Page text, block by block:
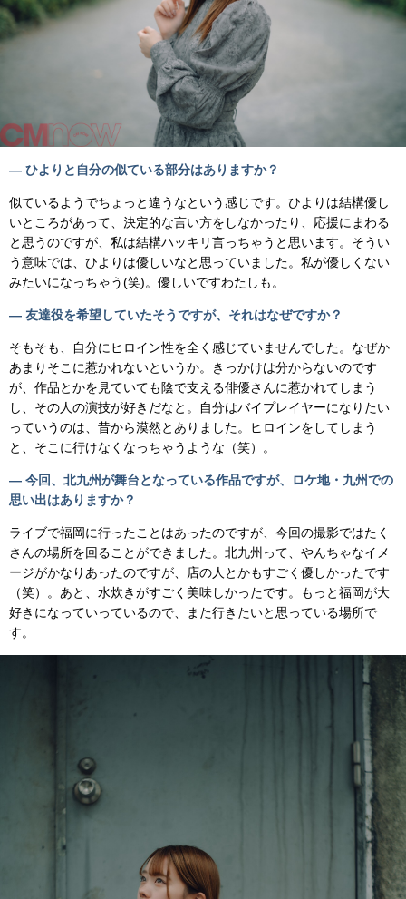
— ひよりと自分の似ている部分はありますか？
似ているようでちょっと違うなという感じです。ひよりは結構優し
いところがあって、決定的な言い方をしなかったり、応援にまわる
と思うのですが、私は結構ハッキリ言っちゃうと思います。そうい
う意味では、ひよりは優しいなと思っていました。私が優しくない
みたいになっちゃう(笑)。優しいですわたしも。
— 友達役を希望していたそうですが、それはなぜですか？
そもそも、自分にヒロイン性を全く感じていませんでした。なぜか
あまりそこに惹かれないというか。きっかけは分からないのです
が、作品とかを見ていても陰で支える俳優さんに惹かれてしまう
し、その人の演技が好きだなと。自分はバイプレイヤーになりたい
っていうのは、昔から漠然とありました。ヒロインをしてしまう
と、そこに行けなくなっちゃうような（笑）。
— 今回、北九州が舞台となっている作品ですが、ロケ地・九州での
思い出はありますか？
ライブで福岡に行ったことはあったのですが、今回の撮影ではたく
さんの場所を回ることができました。北九州って、やんちゃなイメ
ージがかなりあったのですが、店の人とかもすごく優しかったです
（笑）。あと、水炊きがすごく美味しかったです。もっと福岡が大
好きになっていっているので、また行きたいと思っている場所で
す。